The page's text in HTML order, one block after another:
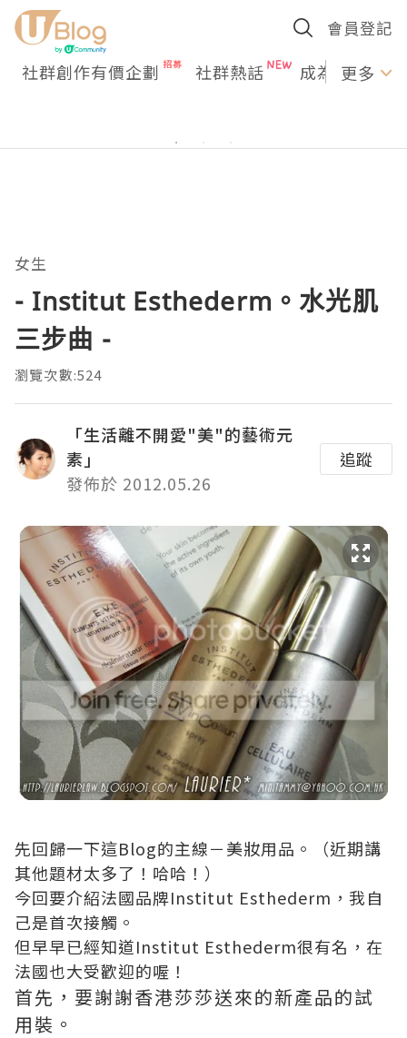
會員登記
社群創作有價企劃 社群熱話 成為U更多
女生
- Institut Esthederm。水光肌
三步曲 -
瀏覽次數:524
「生活離不開愛"美"的藝術元
素」
發佈於 2012.05.26
追蹤
先回歸一下這Blog的主線－美妝用品。（近期講
其他題材太多了！哈哈！）
今回要介紹法國品牌Institut Esthederm，我自
己是首次接觸。
但早早已經知道Institut Esthederm很有名，在
法國也大受歡迎的喔！
首先，要謝謝香港莎莎送來的新產品的試
用裝。